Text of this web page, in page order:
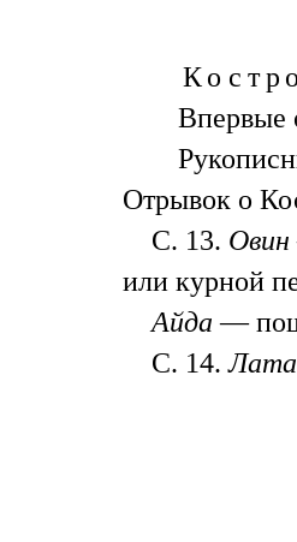
Впервые
Отрывок о
С. 13. Овин
или курной
Айда —
С. 14.